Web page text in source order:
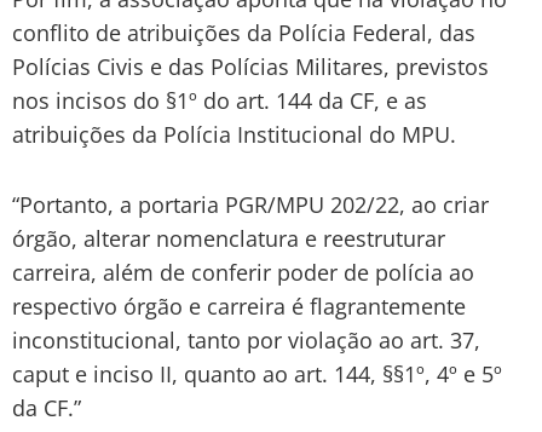
conflito de atribuições da Polícia Federal, das
Polícias Civis e das Polícias Militares, previstos
nos incisos do §1º do art. 144 da CF, e as
atribuições da Polícia Institucional do MPU.
“Portanto, a portaria PGR/MPU 202/22, ao criar
órgão, alterar nomenclatura e reestruturar
carreira, além de conferir poder de polícia ao
respectivo órgão e carreira é flagrantemente
inconstitucional, tanto por violação ao art. 37,
caput e inciso II, quanto ao art. 144, §§1º, 4º e 5º
da CF.”